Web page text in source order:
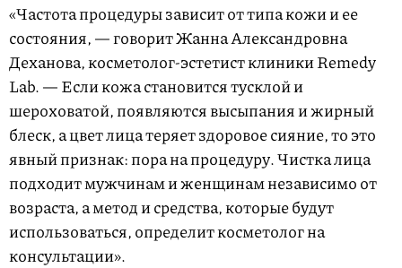
«Частота процедуры зависит от типа кожи и ее
состояния, — говорит Жанна Александровна
Деханова, косметолог-эстетист клиники Remedy
Lab. — Если кожа становится тусклой и
шероховатой, появляются высыпания и жирный
блеск, а цвет лица теряет здоровое сияние, то это
явный признак: пора на процедуру. Чистка лица
подходит мужчинам и женщинам независимо от
возраста, а метод и средства, которые будут
использоваться, определит косметолог на
консультации».